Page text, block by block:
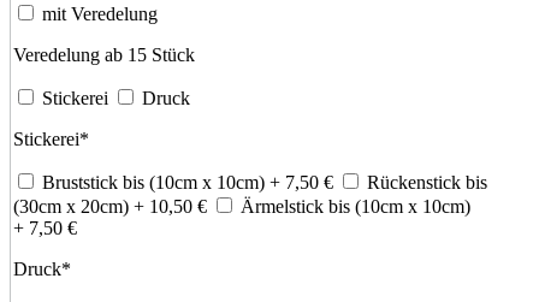
mit Veredelung
Veredelung ab 15 Stück
Stickerei
Druck
Stickerei*
Bruststick bis (10cm x 10cm) + 7,50 €
Rückenstick bis
(30cm x 20cm) + 10,50 €
Ärmelstick bis (10cm x 10cm)
+ 7,50 €
Druck*